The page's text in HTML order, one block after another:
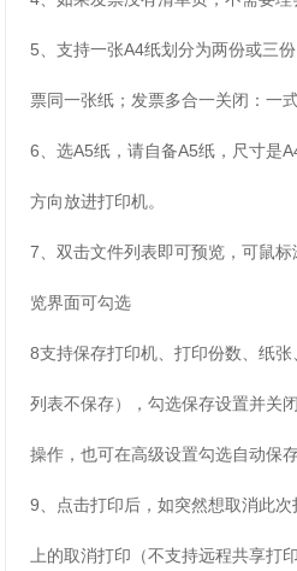
5、支持一张A4纸划分为两份或三
票同一张纸；发票多合一关闭：一
6、选A5纸，请自备A5纸，尺寸是
方向放进打印机。
7、双击文件列表即可预览，可鼠
览界面可勾选
8支持保存打印机、打印份数、纸
列表不保存），勾选保存设置并关
操作，也可在高级设置勾选自动保
9、点击打印后，如突然想取消此
上的取消打印（不支持远程共享打印